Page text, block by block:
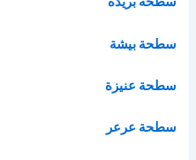
سطحة بيشة
سطحة عنيزة
سطحة عرعر